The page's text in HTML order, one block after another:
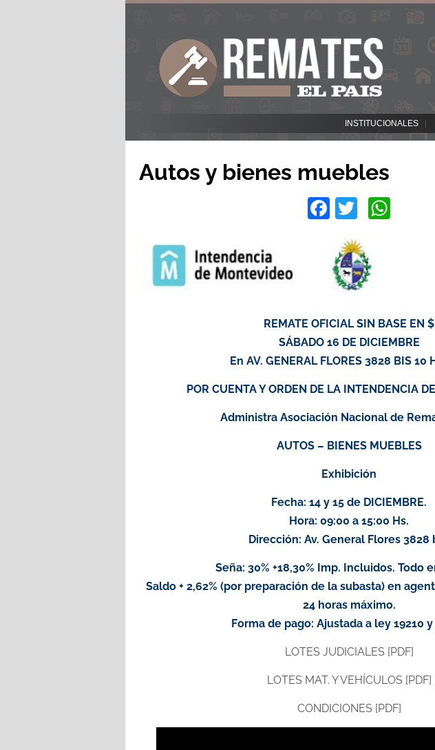
INSTITUCIONALES
Autos y bienes muebles
Facebook
Twitter
REMATE OFICIAL SIN BASE EN $
SÁBADO 16 DE DICIEMBRE
En AV. GENERAL FLORES 3828 BIS 10
POR CUENTA Y ORDEN DE LA INTENDENCIA
Administra Asociación Nacional de
AUTOS – BIENES MUEBLES
Exhibición
Fecha: 14 y 15 de DICIEMBRE.
Hora: 09:00 a 15:00 Hs.
Dirección: Av. General Flores 3828
Seña: 30% +18,30% Imp. Incluidos. Todo
Saldo + 2,62% (por preparación de la subasta) en
24 horas máximo.
Forma de pago: Ajustada a ley 19210 y
LOTES JUDICIALES [PDF]
LOTES MAT. Y VEHÍCULOS [PDF]
CONDICIONES [PDF]